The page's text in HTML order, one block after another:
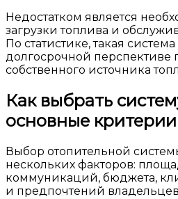
Недостатком является
загрузки топлива и
По статистике, такая
долгосрочной перспективе
собственного источника
Как выбрать
основные критерии
Выбор отопительной
нескольких факторов:
коммуникаций, бюджета,
и предпочтений